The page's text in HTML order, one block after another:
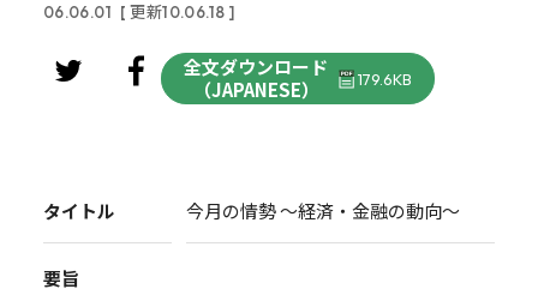
06.06.01 [ 更新10.06.18 ]
全文ダウンロード
（JAPANESE）
179.6KB
タイトル 今月の情勢 ～経済・金融の動向～
要旨